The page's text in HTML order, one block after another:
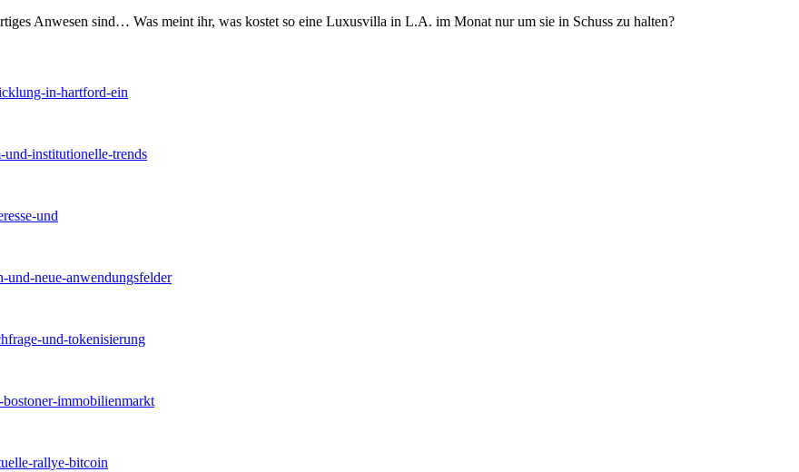
Anwesen sind… Was meint ihr, was kostet so eine Luxusvilla in L.A. im Monat nur um sie in Schuss zu halten?